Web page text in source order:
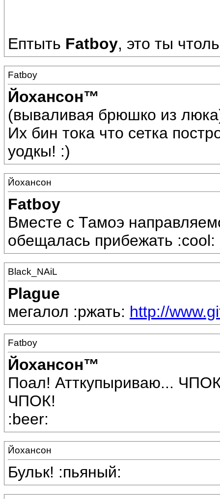
Ептыть Fatboy, это ты
Fatboy
Йохансон™
(вываливая брюшко из
Их бин тока что сетка
уодкы! :)
Йохансон
Fatboy
Вместе с Тамоэ
обещалась прибежать :cool:
Black_NAiL
Plague
мегалол :ржать: http://
Fatboy
Йохансон™
Поал! Атткупыриваю...
ЧПОК!
:beer:
Йохансон
Бульк! :пьяный: